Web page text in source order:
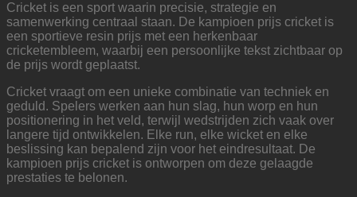
Cricket is een sport waarin precisie, strategie en
samenwerking centraal staan. De kampioen prijs cricket is
een sportieve resin prijs met een herkenbaar
cricketembleem, waarbij een persoonlijke tekst zichtbaar op
de prijs wordt geplaatst.
Cricket vraagt om een unieke combinatie van techniek en
geduld. Spelers werken aan hun slag, hun worp en hun
positionering in het veld, terwijl wedstrijden zich vaak over
langere tijd ontwikkelen. Elke run, elke wicket en elke
beslissing kan bepalend zijn voor het eindresultaat. De
kampioen prijs cricket is ontworpen om deze gelaagde
prestaties te belonen.